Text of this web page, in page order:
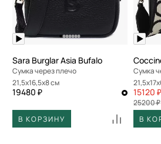
По
Sara Burglar Asia Bufalo
Сумка через плечо
21,5x16,5x8 см
19480 ₽
В КОРЗИНУ
Сумка
15120 ₽
25200 ₽
В